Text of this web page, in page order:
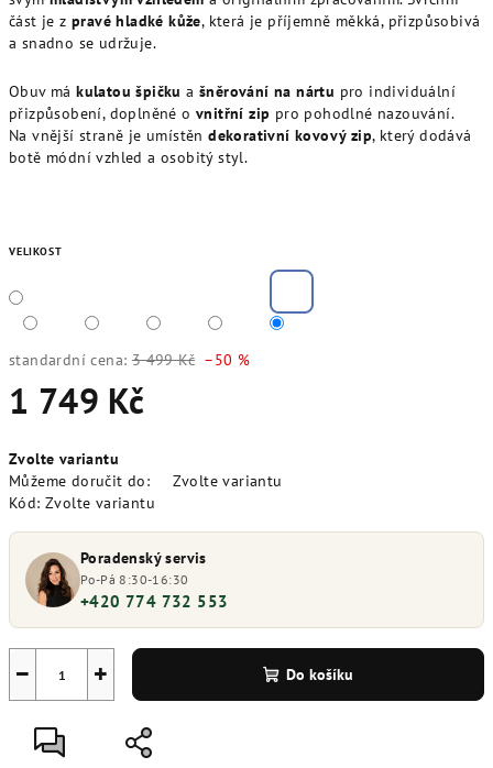
část je zpravé hladké kůže, která je příjemně měkká, přizpůsobivá
a snadno se udržuje.
Obuv mákulatou špičku ašněrování na nártu pro individuální
přizpůsobení, doplněné o vnitřní zip pro pohodlné nazouvání.
Na vnější straně je umístěndekorativní kovový zip, který dodává
botě módní vzhled a osobitý styl.
VELIKOST
standardní cena: 3 499 Kč –50 %
1 749 Kč
cena:
Zvolte variantu
Můžeme doručit do:
Zvolte variantu
Kód: Zvolte variantu
Poradenský servis
Po-Pá 8:30-16:30
+420 774 732 553
+
− Do košíku